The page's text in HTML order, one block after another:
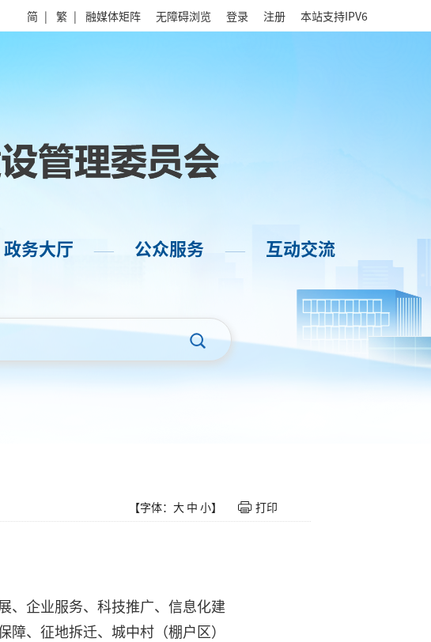
简 | 繁 | 融媒体矩阵 无障碍浏览 登录 注册 本站支持IPV6
政务大厅 —— 公众服务 —— 互动交流
【字体： 大 中 小】 打印
、企业服务、科技推广、信息化建
、征地拆迁、城中村（棚户区）